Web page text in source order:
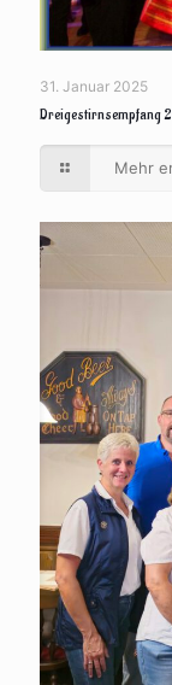
31. Januar 2025
Dreigestirnsempfang
Mehr